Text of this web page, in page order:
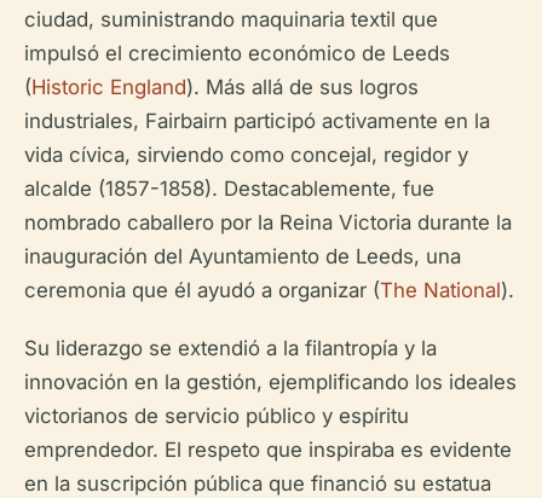
ciudad, suministrando maquinaria textil que
impulsó el crecimiento económico de Leeds
(Historic England). Más allá de sus logros
industriales, Fairbairn participó activamente en la
vida cívica, sirviendo como concejal, regidor y
alcalde (1857-1858). Destacablemente, fue
nombrado caballero por la Reina Victoria durante la
inauguración del Ayuntamiento de Leeds, una
ceremonia que él ayudó a organizar (The National).
Su liderazgo se extendió a la filantropía y la
innovación en la gestión, ejemplificando los ideales
victorianos de servicio público y espíritu
emprendedor. El respeto que inspiraba es evidente
en la suscripción pública que financió su estatua